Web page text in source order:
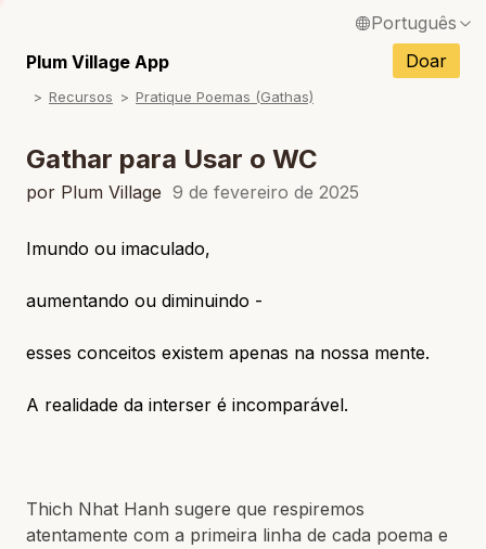
Português
Français / Francês
Español / Espanhol
Deutsch / Alemão
Plum Village App Doar
Recursos Pratique Poemas (Gathas)
Gathar para Usar o WC
por Plum Village 9 de fevereiro de 2025
Imundo ou imaculado,
aumentando ou diminuindo -
esses conceitos existem apenas na nossa mente.
A realidade da interser é incomparável.
Thich Nhat Hanh sugere que respiremos
atentamente com a primeira linha de cada poema e